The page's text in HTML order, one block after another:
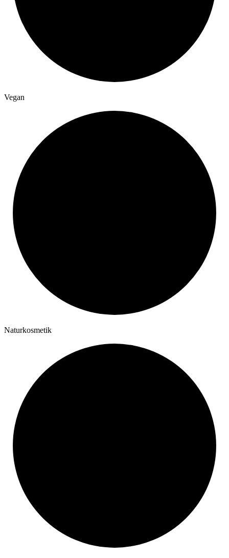
Vegan
Naturkosmetik